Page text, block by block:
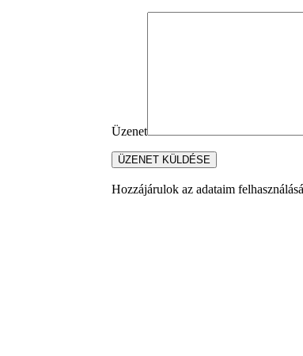
Üzenet
Hozzájárulok az adataim